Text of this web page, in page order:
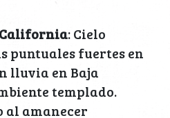
California: Cielo
puntuales fuertes en
lluvia en Baja
templado.
al amanecer